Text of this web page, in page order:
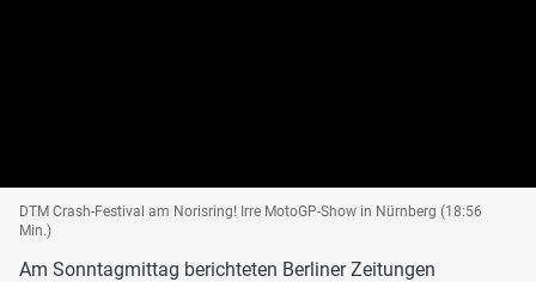
DTM Crash-Festival am Norisring! Irre MotoGP-Show in Nürnberg (18:56
Min.)
Am Sonntagmittag berichteten Berliner Zeitungen